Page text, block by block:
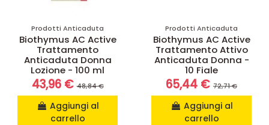
Prodotti Anticaduta
Biothymus AC Active
Trattamento
Anticaduta Donna
Lozione - 100 ml
43,96 €48,84 €
Aggiungi al
carrello
Prodotti Anticaduta
Biothymus AC Active
Trattamento Attivo
Anticaduta Donna -
10 Fiale
65,44 € 72,71 €
Aggiungi al
carrello